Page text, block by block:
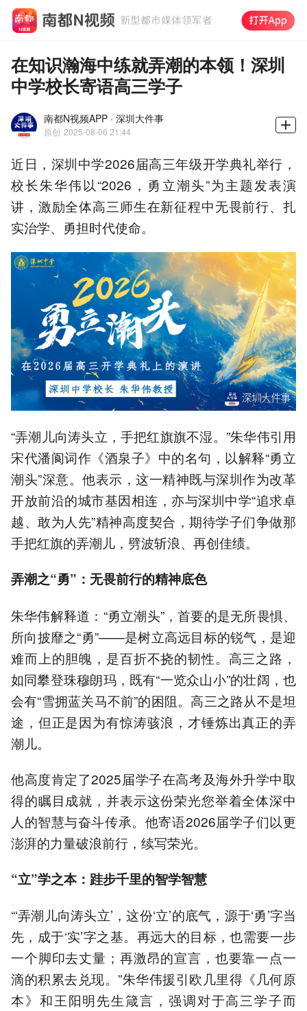
在知识瀚海中练就弄潮的本领！深圳
中学校长寄语高三学子
南都N视频APP · 深圳大件事
原创 2025-08-06 21:44
近日，深圳中学2026届高三年级开学典礼举行，
校长朱华伟以“2026，勇立潮头”为主题发表演
讲，激励全体高三师生在新征程中无畏前行、扎
实治学、勇担时代使命。
“弄潮儿向涛头立，手把红旗旗不湿。”朱华伟引用
宋代潘阆词作《酒泉子》中的名句，以解释“勇立
潮头”深意。他表示，这一精神既与深圳作为改革
开放前沿的城市基因相连，亦与深圳中学“追求卓
越、敢为人先”精神高度契合，期待学子们争做那
手把红旗的弄潮儿，劈波斩浪、再创佳绩。
弄潮之“勇”：无畏前行的精神底色
朱华伟解释道：“勇立潮头”，首要的是无所畏惧、
所向披靡之“勇”——是树立高远目标的锐气，是迎
难而上的胆魄，是百折不挠的韧性。高三之路，
如同攀登珠穆朗玛，既有“一览众山小”的壮阔，也
会有“雪拥蓝关马不前”的困阻。高三之路从不是坦
途，但正是因为有惊涛骇浪，才锤炼出真正的弄
潮儿。
他高度肯定了2025届学子在高考及海外升学中取
得的瞩目成就，并表示这份荣光您举着全体深中
人的智慧与奋斗传承。他寄语2026届学子们以更
澎湃的力量破浪前行，续写荣光。
“立”学之本：跬步千里的智学智慧
“‘弄潮儿向涛头立’，这份‘立’的底气，源于‘勇’字当
先，成于‘实’字之基。再远大的目标，也需要一步
一个脚印去丈量；再激昂的宣言，也要靠一点一
滴的积累去兑现。”朱华伟援引欧几里得《几何原
本》和王阳明先生箴言，强调对于高三学子而